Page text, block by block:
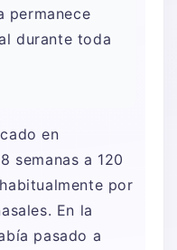
permanece
durante toda
en
semanas a 120
por
En la
pasado a